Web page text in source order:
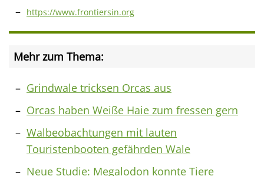
https://www.frontiersin.org
Mehr zum Thema:
Grindwale tricksen Orcas aus
Orcas haben Weiße Haie zum fressen gern
Walbeobachtungen mit lauten
Touristenbooten gefährden Wale
Neue Studie: Megalodon konnte Tiere